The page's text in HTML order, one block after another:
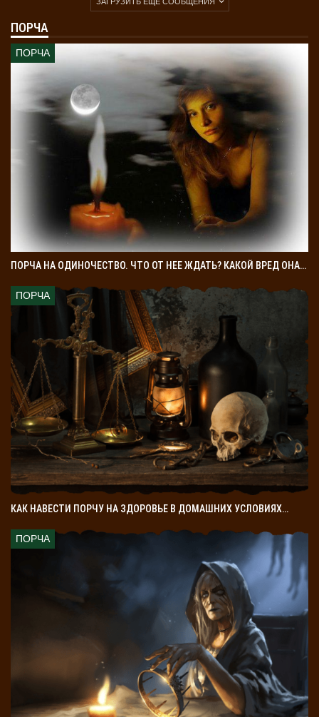
ПОРЧА
ПОРЧА
ПОРЧА НА ОДИНОЧЕСТВО. ЧТО ОТ НЕЕ ЖДАТЬ? КАКОЙ ВРЕД ОНА…
ПОРЧА
КАК НАВЕСТИ ПОРЧУ НА ЗДОРОВЬЕ В ДОМАШНИХ УСЛОВИЯХ…
ПОРЧА